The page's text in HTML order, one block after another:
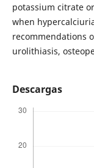
potassium citrate
when
recommendations
urolithiasis,
Descargas